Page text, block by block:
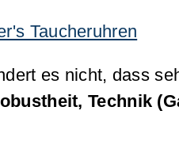
es nicht, dass
Technik